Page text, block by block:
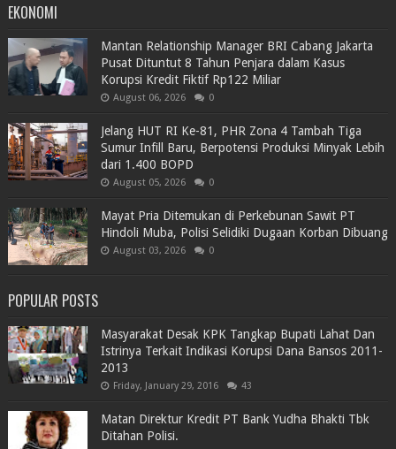
EKONOMI
Mantan Relationship Manager BRI Cabang Jakarta
Pusat Dituntut 8 Tahun Penjara dalam Kasus
Korupsi Kredit Fiktif Rp122 Miliar
August 06, 2026 0
Jelang HUT RI Ke-81, PHR Zona 4 Tambah Tiga
Sumur Infill Baru, Berpotensi Produksi Minyak Lebih
dari 1.400 BOPD
August 05, 2026 0
Mayat Pria Ditemukan di Perkebunan Sawit PT
Hindoli Muba, Polisi Selidiki Dugaan Korban Dibuang
August 03, 2026 0
POPULAR POSTS
Masyarakat Desak KPK Tangkap Bupati Lahat Dan
Istrinya Terkait Indikasi Korupsi Dana Bansos 2011-
2013
Friday, January 29, 2016 43
Matan Direktur Kredit PT Bank Yudha Bhakti Tbk
Ditahan Polisi.